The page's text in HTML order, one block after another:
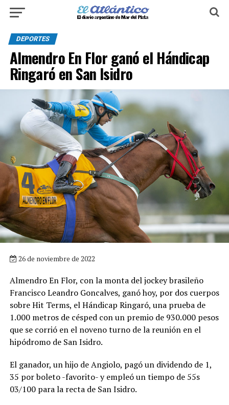
DEPORTES
Almendro En Flor ganó el Hándicap
Ringaró en San Isidro
26 de noviembre de 2022
Almendro En Flor, con la monta del jockey brasileño
Francisco Leandro Goncalves, ganó hoy, por dos cuerpos
sobre Hit Terms, el Hándicap Ringaró, una prueba de
1.000 metros de césped con un premio de 930.000 pesos
que se corrió en el noveno turno de la reunión en el
hipódromo de San Isidro.
El ganador, un hijo de Angiolo, pagó un dividendo de 1,
35 por boleto -favorito- y empleó un tiempo de 55s
03/100 para la recta de San Isidro.